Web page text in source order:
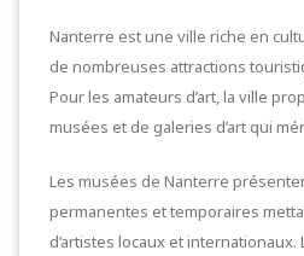
Nanterre est une ville riche en
de nombreuses attractions
Pour les amateurs d’art, la ville
musées et de galeries d’art qui
Les musées de Nanterre
permanentes et temporaires
d’artistes locaux et internationaux.